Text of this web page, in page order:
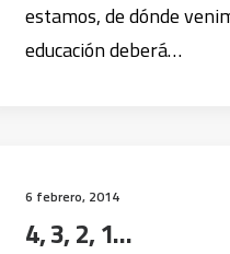
estamos, de dónde
educación deberá…
6 febrero, 2014
4, 3, 2, 1…